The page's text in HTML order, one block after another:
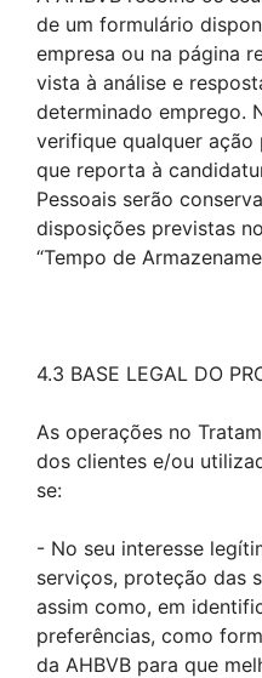
de um formulário
empresa ou na página
vista à análise e
determinado emprego.
verifique qualquer ação
que reporta à
Pessoais serão
disposições previstas
“Tempo de
4.3 BASE LEGAL DO
As operações no
dos clientes e/ou
se:
- No seu interesse
serviços, proteção das
assim como, em
preferências, como
da AHBVB para que